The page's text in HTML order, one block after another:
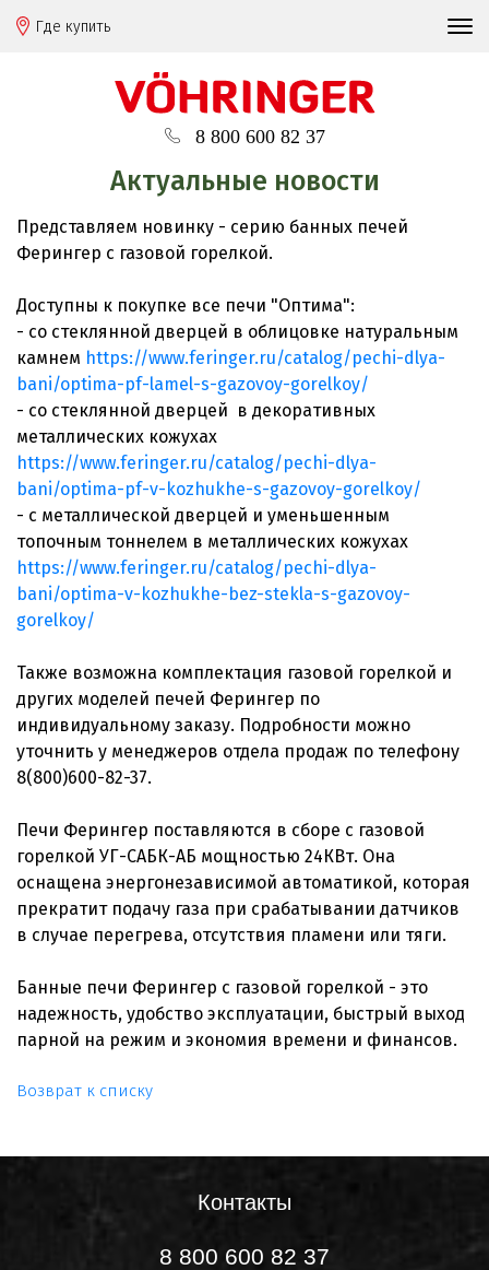
Где купить
8 800 600 82 37
Актуальные новости
Представляем новинку - серию банных печей
Ферингер с газовой горелкой.
Доступны к покупке все печи "Оптима":
- со стеклянной дверцей в облицовке натуральным
камнем https://www.feringer.ru/catalog/pechi-dlya-
bani/optima-pf-lamel-s-gazovoy-gorelkoy/
- со стеклянной дверцей в декоративных
металлических кожухах
https://www.feringer.ru/catalog/pechi-dlya-
bani/optima-pf-v-kozhukhe-s-gazovoy-gorelkoy/
- с металлической дверцей и уменьшенным
топочным тоннелем в металлических кожухах
https://www.feringer.ru/catalog/pechi-dlya-
bani/optima-v-kozhukhe-bez-stekla-s-gazovoy-
gorelkoy/
Также возможна комплектация газовой горелкой и
других моделей печей Ферингер по
индивидуальному заказу. Подробности можно
уточнить у менеджеров отдела продаж по телефону
8(800)600-82-37.
Печи Ферингер поставляются в сборе с газовой
горелкой УГ-САБК-АБ мощностью 24КВт. Она
оснащена энергонезависимой автоматикой, которая
прекратит подачу газа при срабатывании датчиков
в случае перегрева, отсутствия пламени или тяги.
Банные печи Ферингер с газовой горелкой - это
надежность, удобство эксплуатации, быстрый выход
парной на режим и экономия времени и финансов.
Возврат к списку
Контакты
8 800 600 82 37